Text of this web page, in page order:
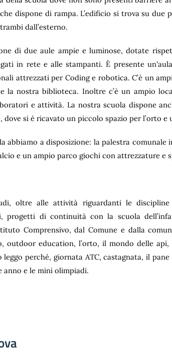
dispone di rampa. L’edificio si trova su
dall’esterno.
di due aule ampie e luminose, dotate
in rete e alle stampanti. È presente
attrezzati per Coding e robotica. C’è un
la nostra biblioteca. Inoltre c’è un ampio
e attività. La nostra scuola dispone
dove si è ricavato un piccolo spazio per l’orto
abbiamo a disposizione: la palestra
e un ampio parco giochi con attrezzature e
oltre alle attività riguardanti le discipline
progetti di continuità con la scuola
Comprensivo, dal Comune e dalla
outdoor education, l’orto, il mondo delle
leggo perché, giornata ATC, castagnata, il
anno e le mini olimpiadi.